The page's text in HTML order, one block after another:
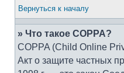
Вернуться к началу
» Что такое COPPA?
COPPA (Child Online
Акт о защите частных